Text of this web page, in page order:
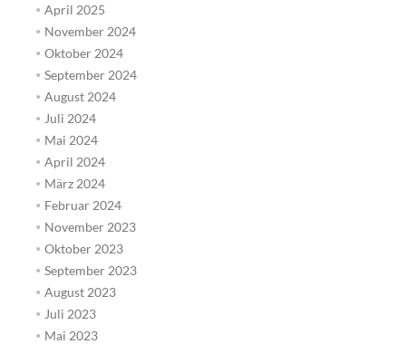
April 2025
November 2024
Oktober 2024
September 2024
August 2024
Juli 2024
Mai 2024
April 2024
März 2024
Februar 2024
November 2023
Oktober 2023
September 2023
August 2023
Juli 2023
Mai 2023